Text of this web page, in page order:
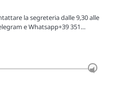
la segreteria dalle 9,30 alle
e Whatsapp+39 351…